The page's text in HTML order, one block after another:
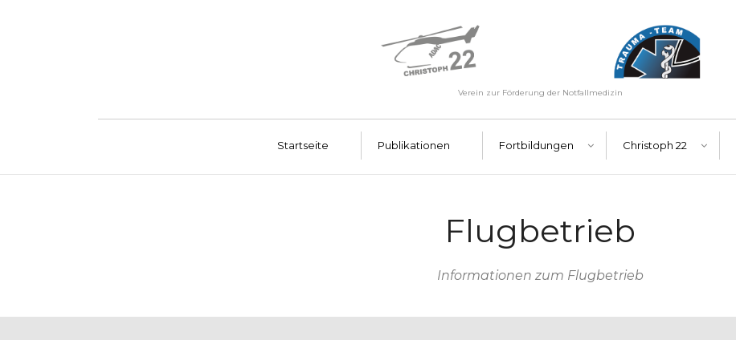
Verein zur Förderung der Notfallmedizin
Startseite Publikationen Fortbildungen Christoph 22
Flugbetrieb
Informationen zum Flugbetrieb